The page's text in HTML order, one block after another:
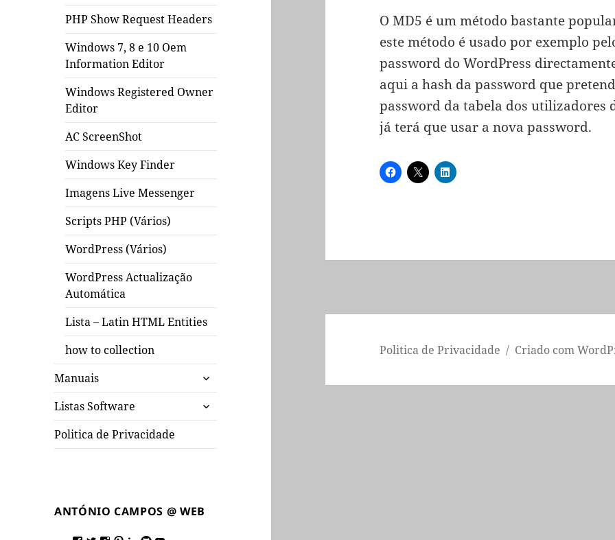
PHP Show Request Headers
Windows 7, 8 e 10 Oem
Information Editor
Windows Registered Owner
Editor
AC ScreenShot
Windows Key Finder
Imagens Live Messenger
Scripts PHP (Vários)
WordPress (Vários)
WordPress Actualização
Automática
Lista – Latin HTML Entities
how to collection
Manuais
expandir
submenu
Listas Software
expandir
submenu
Politica de Privacidade
ANTÓNIO CAMPOS @ WEB
O MD5 é um método bastante
este método é usado por exemplo
password do WordPress
aqui a hash da password que
password da tabela dos utilizadores
já terá que usar a nova password.
Politica de Privacidade Criado com